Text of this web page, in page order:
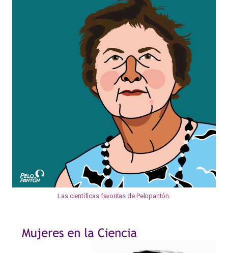
Las científicas favoritas de Pelopantón